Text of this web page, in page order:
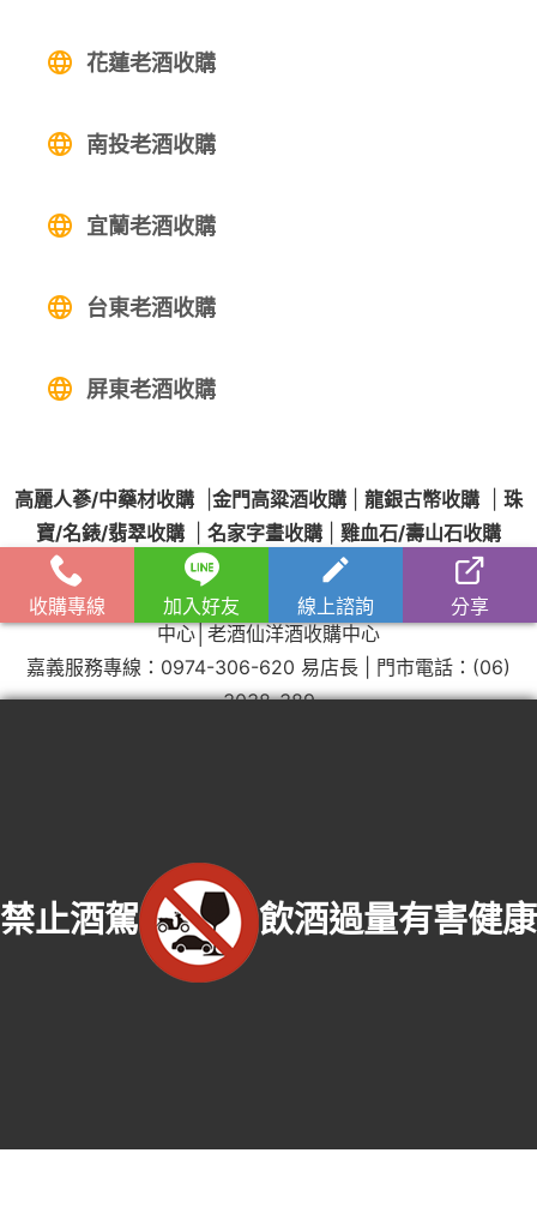
花蓮老酒收購
南投老酒收購
宜蘭老酒收購
台東老酒收購
屏東老酒收購
高麗人蔘/中藥材收購 金門高粱酒收購 龍銀古幣收購
珠
寶/名錶/翡翠收購
名家字畫收購 雞血石/壽山石收購
收購流程│收購品項│收購知識庫 │線上客服│
老酒仙老酒收購
中心│老酒仙洋酒收購中心
嘉義服務專線： 0974-306-620 易店長 | 門市電話： (06)
3038-389
嘉義縣鹿草鄉老酒收購、嘉義縣太保市老酒收購、嘉義縣朴子市老酒收購、嘉義
縣東石鄉老酒收購、嘉義縣六腳鄉老酒收購、嘉義縣新港鄉老酒收購、嘉義縣民
雄鄉老酒收購、嘉義縣大林鎮老酒收購、嘉義縣溪口鄉老酒收購、嘉義縣義竹鄉
老酒收購、嘉義縣布袋鎮老酒收購
收購專線 加入好友 線上諮詢 分享
禁止酒駕 飲酒過量有害健康